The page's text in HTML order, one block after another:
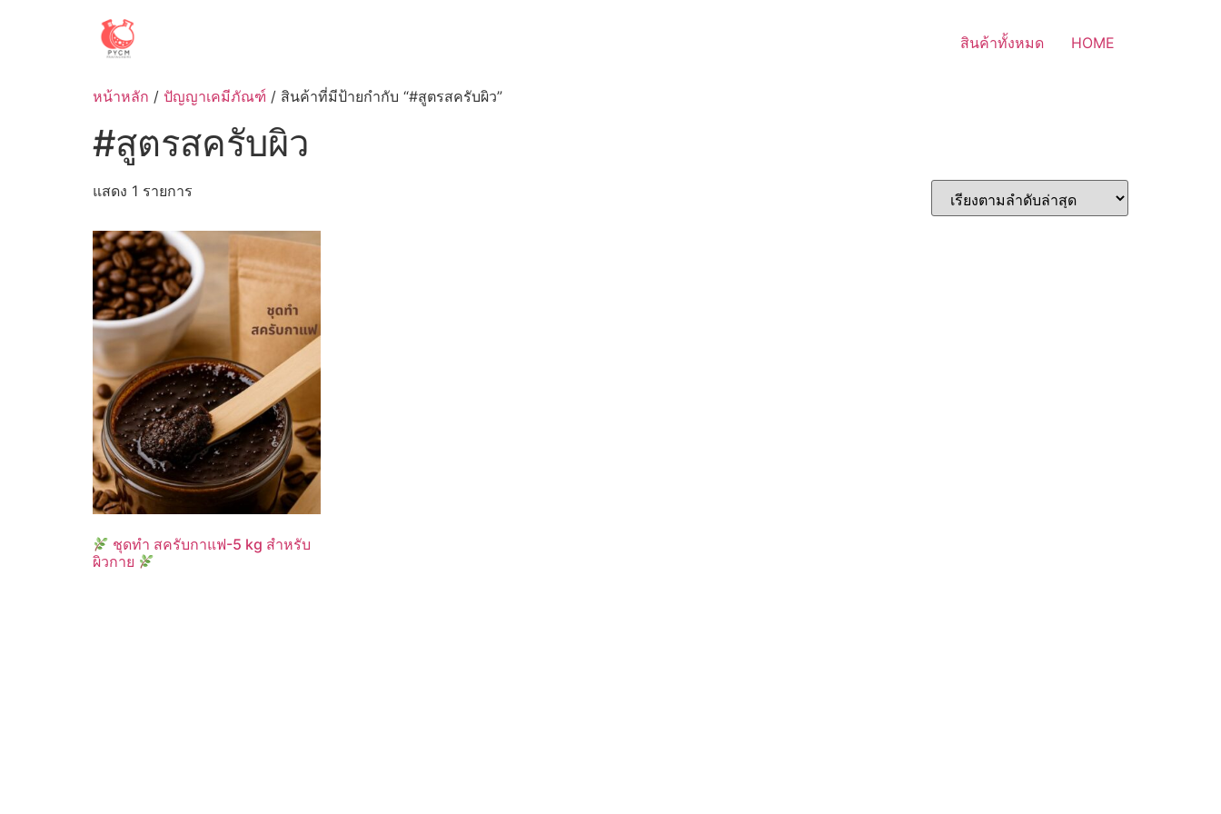
สินค้าทั้งหมด HOME
หน้าหลัก / ปัญญาเคมีภัณฑ์ / สินค้าที่มีป้ายกำกับ “#สูตรสครับผิว”
#สูตรสครับผิว
แสดง 1 รายการ
ชุดทำ สครับกาแฟ-5 kg สำหรับ
ผิวกาย